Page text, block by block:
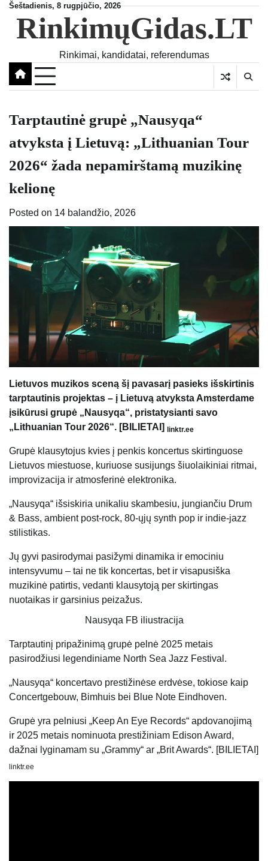
Skip
content
Šeštadienis, 8 rugpjūčio, 2026
RinkimųGidas.LT
Rinkimai, kandidatai, referendumas
Tarptautinė grupė „Nausyqa“
atvyksta į Lietuvą: „Lithuanian Tour
2026“ žada nepamirštamą muzikinę
kelionę
Posted on 14 balandžio, 2026
Lietuvos muzikos sceną šį pavasarį pasieks išskirtinis
tarptautinis projektas – į Lietuvą atvyksta Amsterdame
įsikūrusi grupė „Nausyqa“, pristatysianti savo
„Lithuanian Tour 2026“. [BILIETAI]
linktr.ee
Grupė klausytojus kvies į penkis koncertus skirtinguose
Lietuvos miestuose, kuriuose susijungs šiuolaikiniai ritmai,
improvizacija ir atmosferinė elektronika.
„Nausyqa“ išsiskiria unikaliu skambesiu, jungiančiu Drum
& Bass, ambient post-rock, 80-ųjų synth pop ir indie-jazz
stilistikas.
Jų gyvi pasirodymai pasižymi dinamika ir emociniu
intensyvumu – tai ne tik koncertas, bet ir visapusiška
muzikinė patirtis, vedanti klausytoją per skirtingas
nuotaikas ir garsinius peizažus.
Nausyqa FB iliustracija
Tarptautinį pripažinimą grupė pelnė 2025 metais
pasirodžiusi legendiniame North Sea Jazz Festival.
„Nausyqa“ koncertavo prestižinėse erdvėse, tokiose kaip
Concertgebouw, Bimhuis bei Blue Note Eindhoven.
Grupė yra pelniusi „Keep An Eye Records“ apdovanojimą
ir 2025 metais nominuota prestižiniam Edison Award,
dažnai lyginamam su „Grammy“ ar „Brit Awards“. [BILIETAI]
linktr.ee